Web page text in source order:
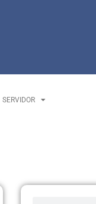
SERVIDOR